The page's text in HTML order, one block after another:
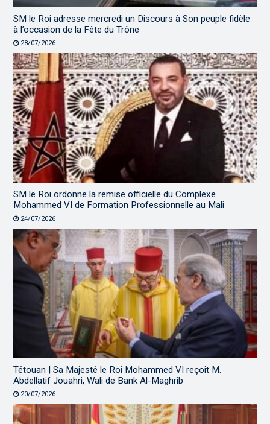
SM le Roi adresse mercredi un Discours à Son peuple fidèle
à l’occasion de la Fête du Trône
28/07/2026
SM le Roi ordonne la remise officielle du Complexe
Mohammed VI de Formation Professionnelle au Mali
24/07/2026
Tétouan | Sa Majesté le Roi Mohammed VI reçoit M.
Abdellatif Jouahri, Wali de Bank Al-Maghrib
20/07/2026